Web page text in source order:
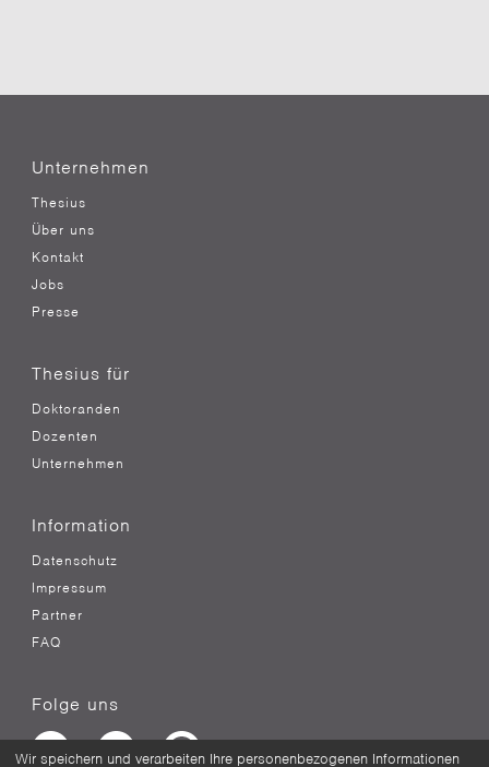
Unternehmen
Thesius
Über uns
Kontakt
Jobs
Presse
Thesius für
Doktoranden
Dozenten
Unternehmen
Information
Datenschutz
Impressum
Partner
FAQ
Folge uns
Wir speichern und verarbeiten Ihre personenbezogenen Informationen